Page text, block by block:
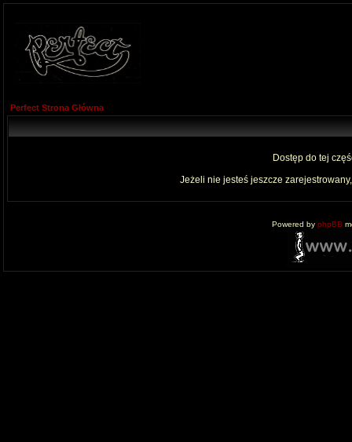
Perfect Strona Główna
Dostęp do tej
Jeżeli nie jesteś jeszcze
Powered by phpBB